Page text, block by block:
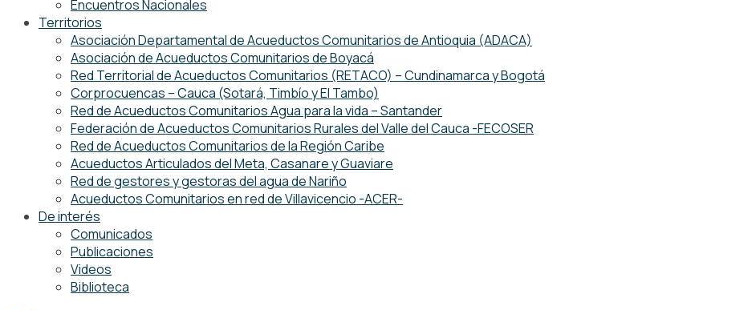
Encuentros Nacionales
Territorios
Asociación Departamental de Acueductos Comunitarios de Antioquia (ADACA)
Asociación de Acueductos Comunitarios de Boyacá
Red Territorial de Acueductos Comunitarios (RETACO) – Cundinamarca y Bogotá
Corprocuencas – Cauca (Sotará, Timbío y El Tambo)
Red de Acueductos Comunitarios Agua para la vida – Santander
Federación de Acueductos Comunitarios Rurales del Valle del Cauca -FECOSER
Red de Acueductos Comunitarios de la Región Caribe
Acueductos Articulados del Meta, Casanare y Guaviare
Red de gestores y gestoras del agua de Nariño
Acueductos Comunitarios en red de Villavicencio -ACER-
De interés
Comunicados
Publicaciones
Videos
Biblioteca